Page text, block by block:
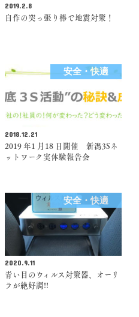
2019.2.8
自作の突っ張り棒で地震対策！
安全・快適
2018.12.21
2019 年1 月18 日開催 新潟3Sネ
ットワーク実体験報告会
安全・快適
2020.9.11
青い目のウィルス対策器、オーリ
ラが絶好調!!